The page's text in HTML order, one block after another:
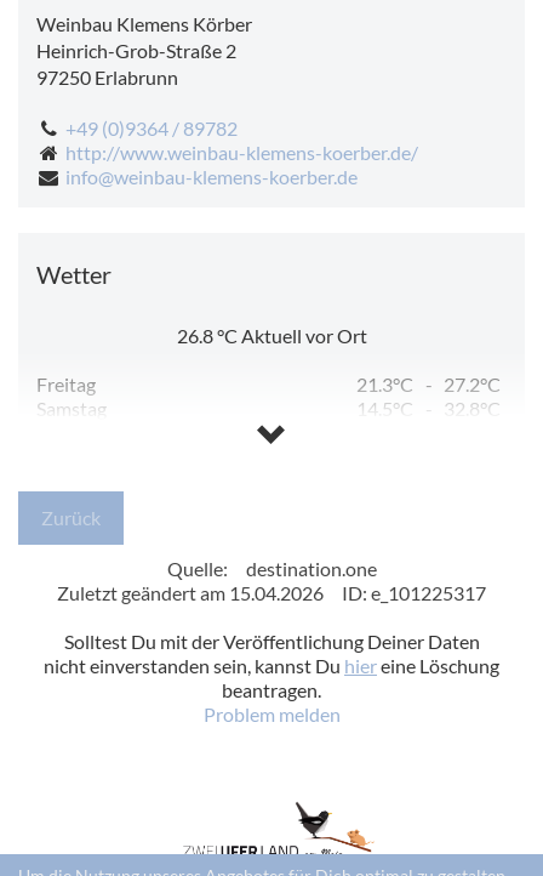
Weinbau Klemens Körber
Heinrich-Grob-Straße 2
97250 Erlabrunn
+49 (0)9364 / 89782
http://www.weinbau-klemens-koerber.de/
info@weinbau-klemens-koerber.de
Wetter
26.8°C Aktuell vor Ort
Freitag 21.3°C - 27.2°C
Samstag
14.5°C -
32.8°C
Zurück
Quelle:
destination.one
Zuletzt geändert am 15.04.2026
ID: e_101225317
Solltest Du mit der Veröffentlichung Deiner Daten
nicht einverstanden sein, kannst Du hiereine Löschung
beantragen.
Problem melden